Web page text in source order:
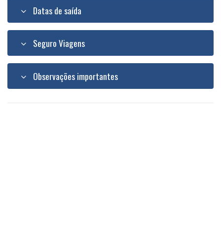
Datas de saída
Seguro Viagens
Observações importantes